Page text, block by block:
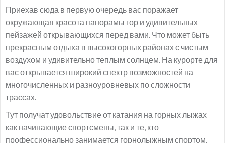
Приехав сюда в первую очередь вас поражает
окружающая красота панорамы гор и удивительных
пейзажей открывающихся перед вами. Что может быть
прекрасным отдыха в высокогорных районах с чистым
воздухом и удивительно теплым солнцем. На курорте для
вас открывается широкий спектр возможностей на
многочисленных и разноуровневых по сложности
трассах.
Тут получат удовольствие от катания на горных лыжах
как начинающие спортсмены, так и те, кто
профессионально занимается горнолыжным спортом.